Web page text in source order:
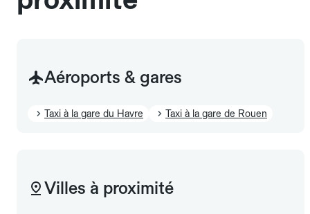
Aéroports & gares
Taxi à la gare du Havre Taxi à la gare de Rouen
Villes à proximité